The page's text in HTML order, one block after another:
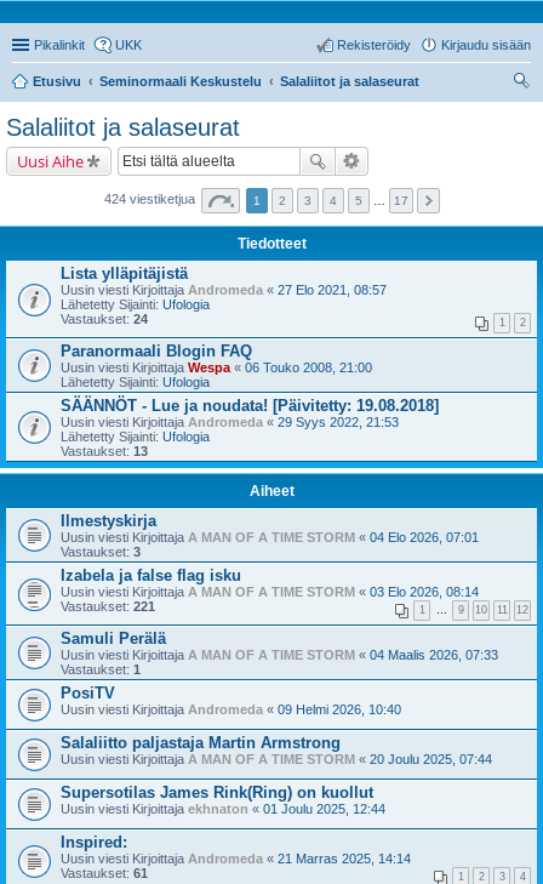
Pikalinkit UKK Kirjaudu sisään
Rekisteröidy
Etusivu Seminormaali Keskustelu
Salaliitot ja salaseurat
Salaliitot ja salaseurat
Uusi Aihe
424 viestiketjua 1 2 3 4 5 17
Tiedotteet
Lista ylläpitäjistä
Uusin viesti Kirjoittaja Andromeda « 27 Elo 2021, 08:57
Lähetetty Sijainti: Ufologia
Vastaukset: 24 1 2
Paranormaali Blogin FAQ
Uusin viesti Kirjoittaja Wespa « 06 Touko 2008, 21:00
Lähetetty Sijainti: Ufologia
SÄÄNNÖT - Lue ja noudata! [Päivitetty: 19.08.2018]
Uusin viesti Kirjoittaja Andromeda « 29 Syys 2022, 21:53
Lähetetty Sijainti: Ufologia
Vastaukset: 13
Aiheet
Ilmestyskirja
Uusin viesti Kirjoittaja A MAN OF A TIME STORM « 04 Elo 2026, 07:01
Vastaukset: 3
Izabela ja false flag isku
Uusin viesti Kirjoittaja A MAN OF A TIME STORM « 03 Elo 2026, 08:14
Vastaukset: 221 1 … 9 10 11 12
Samuli Perälä
Uusin viesti Kirjoittaja A MAN OF A TIME STORM « 04 Maalis 2026, 07:33
Vastaukset: 1
PosiTV
Uusin viesti Kirjoittaja Andromeda « 09 Helmi 2026, 10:40
Salaliitto paljastaja Martin Armstrong
Uusin viesti Kirjoittaja A MAN OF A TIME STORM « 20 Joulu 2025, 07:44
Supersotilas James Rink(Ring) on kuollut
Uusin viesti Kirjoittaja ekhnaton « 01 Joulu 2025, 12:44
Inspired:
Uusin viesti Kirjoittaja Andromeda « 21 Marras 2025, 14:14
Vastaukset: 61 1 2 3 4